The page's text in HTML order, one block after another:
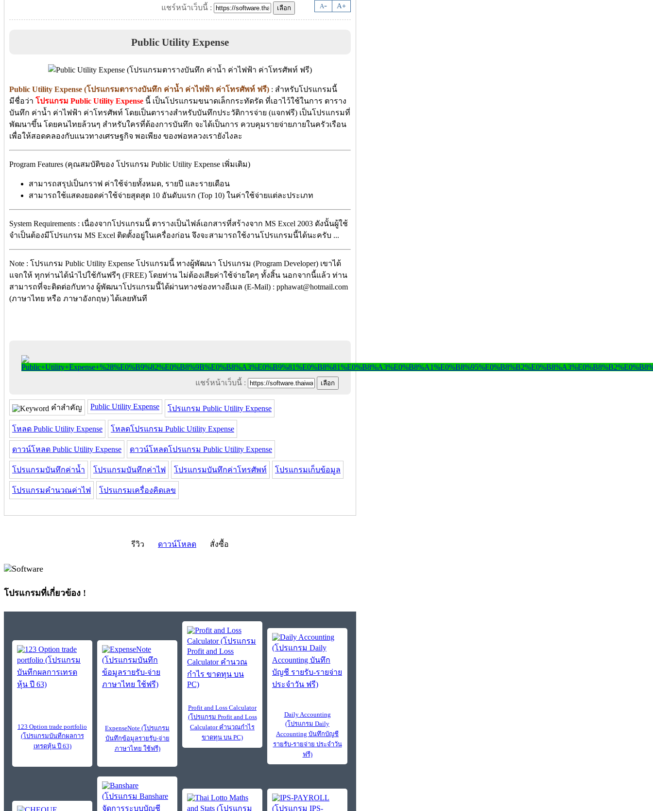
A- A+
แชร์หน้าเว็บนี้ :
Public Utility Expense
Public Utility Expense (โปรแกรมตารางบันทึก ค่าน้ำ ค่าไฟฟ้า ค่าโทรศัพท์ ฟรี) : สำหรับโปรแกรมนี้
มีชื่อว่า โปรแกรม Public Utility Expense นี้ เป็นโปรแกรมขนาดเล็กกระทัดรัด ที่เอาไว้ใช้ในการ ตาราง
บันทึก ค่าน้ำ ค่าไฟฟ้า ค่าโทรศัพท์ โดยเป็นตารางสำหรับบันทึกประวัติการจ่าย (แจกฟรี) เป็นโปรแกรมที่
พัฒนาขึ้น โดยคนไทยล้วนๆ สำหรับใครที่ต้องการบันทึก จะได้เป็นการ ควบคุมรายจ่ายภายในครัวเรือน
เพื่อให้สอดคลองกับแนวทางเศรษฐกิจ พอเพียง ของพ่อหลวงเรายังไงละ
Program Features (คุณสมบัติของ โปรแกรม Public Utility Expense เพิ่มเติม)
สามารถสรุปเป็นกราฟ ค่าใช้จ่ายทั้งหมด, รายปี และรายเดือน
สามารถใช้แสดงยอดค่าใช้จ่ายสุดสุด 10 อันดับแรก (Top 10) ในค่าใช้จ่ายแต่ละประเภท
System Requirements : เนื่องจากโปรแกรมนี้ ตารางเป็นไฟล์เอกสารที่สร้างจาก MS Excel 2003 ดังนั้นผู้ใช้
จำเป็นต้องมีโปรแกรม MS Excel ติดตั้งอยู่ในเครื่องก่อน จึงจะสามารถใช้งานโปรแกรมนี้ได้นะครับ ...
Note : โปรแกรม Public Utility Expense โปรแกรมนี้ ทางผู้พัฒนา โปรแกรม (Program Developer) เขาได้
แจกให้ ทุกท่านได้นำไปใช้กันฟรีๆ (FREE) โดยท่าน ไม่ต้องเสียค่าใช้จ่ายใดๆ ทั้งสิ้น นอกจากนี้แล้ว ท่าน
สามารถที่จะติดต่อกับทาง ผู้พัฒนาโปรแกรมนี้ได้ผ่านทางช่องทางอีเมล (E-Mail) : pphawat@hotmail.com
(ภาษาไทย หรือ ภาษาอังกฤษ) ได้เลยทันที
แชร์หน้าเว็บนี้ :
คำสำคัญ Public Utility Expense โปรแกรม Public Utility Expense
โหลด Public Utility Expense โหลดโปรแกรม Public Utility Expense
ดาวน์โหลด Public Utility Expense ดาวน์โหลดโปรแกรม Public Utility Expense
โปรแกรมบันทึกค่าน้ำ โปรแกรมบันทึกค่าไฟ โปรแกรมบันทึกค่าโทรศัพท์ โปรแกรมเก็บข้อมูล
โปรแกรมคำนวณค่าไฟ โปรแกรมเครื่องคิดเลข
รีวิว ดาวน์โหลด สั่งซื้อ
โปรแกรมที่เกี่ยวข้อง !
123 Option trade portfolio
(โปรแกรมบันทีกผลการ
เทรดหุ้น ปี 63)
ExpenseNote (โปรแกรม
บันทึกข้อมูลรายรับ-จ่าย
ภาษาไทย ใช้ฟรี)
Profit and Loss Calculator
(โปรแกรม Profit and Loss
Calculator คำนวณกำไร
ขาดทุน บน PC)
Daily Accounting
(โปรแกรม Daily
Accounting บันทึกบัญชี
รายรับ-รายจ่าย ประจำวัน
ฟรี)